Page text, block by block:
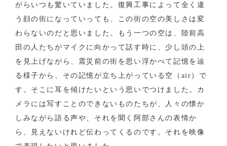
がらいつも驚いていました。復興工事によって全く違
う顔の街になっていっても、この街の空の美しさは変
わらないのだと思いました。もう一つの空は、陸前高
田の人たちがマイクに向かって話す時に、少し頭の上
を見上げながら、震災前の街を思い浮かべて記憶を辿
る様子から、その記憶が立ち上がっている空（air）で
す。そこに耳を傾けたいという思いでつけました。カ
メラには写すことのできないものたちが、人々の懐か
しみながら語る声や、それを聞く阿部さんの表情か
ら、見えないけれど伝わってくるのです。それを映像